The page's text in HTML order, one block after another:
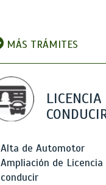
MÁS TRÁMITES
LICENCIA
Alta de Automotor
Ampliación de Licencia
conducir